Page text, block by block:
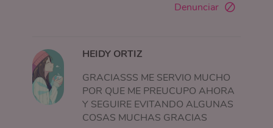
Denunciar
HEIDY ORTIZ
GRACIASSS ME SERVIO MUCHO
POR QUE ME PREUCUPO AHORA
Y SEGUIRE EVITANDO ALGUNAS
COSAS MUCHAS GRACIAS